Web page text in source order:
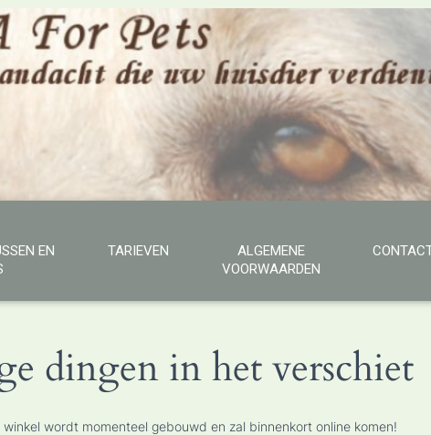
EN
TARIEVEN
ALGEMENE
VOORWAARDEN
dingen in het verschiet
wordt momenteel gebouwd en zal binnenkort online komen!